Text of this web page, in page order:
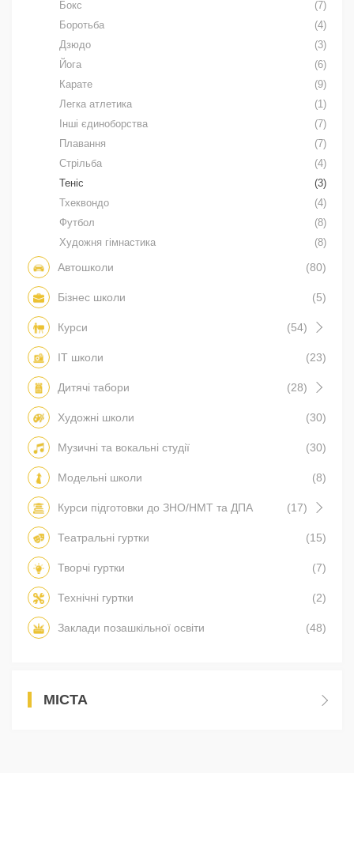
Бокс
(7)
Боротьба
(4)
Дзюдо
(3)
Йога
(6)
Карате
(9)
Легка атлетика
(1)
Інші єдиноборства
(7)
Плавання
(7)
Стрільба
(4)
Теніс
(3)
Тхеквондо
(4)
Футбол
(8)
Художня гімнастика
(8)
Автошколи (80)
Бізнес школи (5)
Курси (54)
IT школи (23)
Дитячі табори (28)
Художні школи (30)
Музичні та вокальні студії (30)
Модельні школи (8)
Курси підготовки до ЗНО/НМТ та ДПА (17)
Театральні гуртки (15)
Творчі гуртки (7)
Технічні гуртки (2)
Заклади позашкільної освіти (48)
МІСТА